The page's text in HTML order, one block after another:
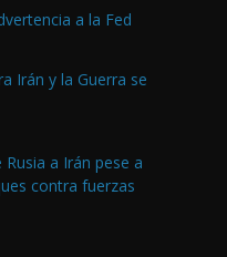
a la Fed
Irán y la Guerra se
a Irán pese a
contra fuerzas